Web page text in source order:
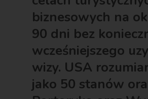
biznesowych na
90 dni bez
wcześniejszego
wizy. USA
jako 50 stanów